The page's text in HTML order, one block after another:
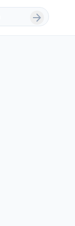
arrow_forward